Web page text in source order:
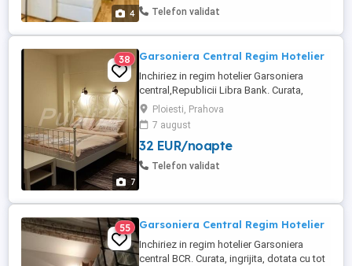
4
te simți ca acasă. Rezervă acum și bucură-
Telefon validat
7
38 Garsoniera Central Regim Hotelier
Inchiriez in regim hotelier Garsoniera
central,Republicii Libra Bank. Curata,
ingrijita, dotata cu tot ceea ce este
necesar pentru a permite sederea pe orice
perioada. Acces interenet wi-fi si cablu
gratuit, frigider, bucatarie complet utilata.
Ploiesti, Prahova
7 august
32 EUR/noapte
Telefon validat
55 Garsoniera Central Regim Hotelier
Inchiriez in regim hotelier Garsoniera
central BCR. Curata, ingrijita, dotata cu tot